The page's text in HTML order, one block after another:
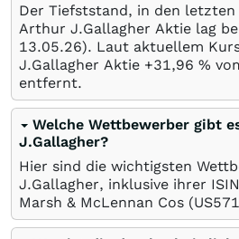
Der Tiefststand, in den letzten
Arthur J.Gallagher Aktie lag
13.05.26). Laut aktuellem
J.Gallagher Aktie +31,96 %
entfernt.
Welche Wettbewerber gibt
J.Gallagher?
Hier sind die wichtigsten
J.Gallagher, inklusive ihrer
Marsh & McLennan Cos